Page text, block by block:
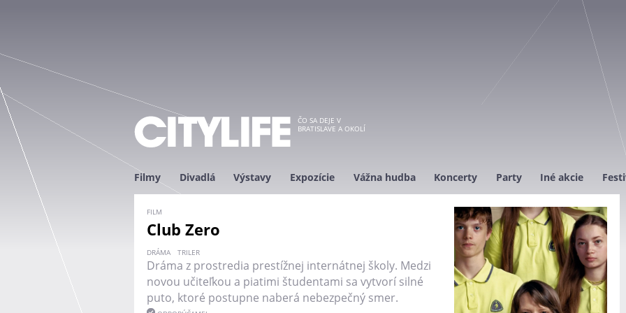
ČO SA DEJE V
BRATISLAVE A OKOLÍ
Filmy Divadlá Výstavy Expozície Vážna hudba Koncerty Party Iné akcie
FILM
Club Zero
DRÁMA TRILER
Dráma z prostredia prestížnej internátnej školy. Medzi
novou učiteľkou a piatimi študentami sa vytvorí silné
puto, ktoré postupne naberá nebezpečný smer.